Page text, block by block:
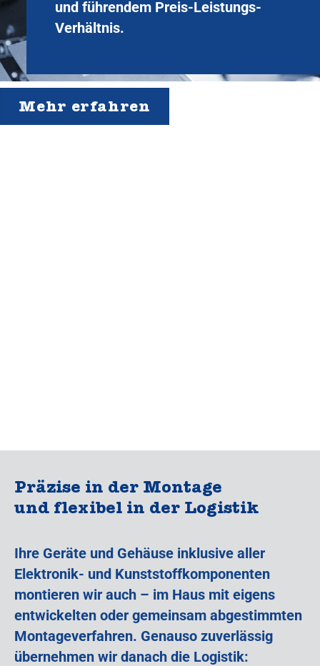
und führendem Preis-Leistungs-
Verhältnis.
Mehr erfahren
Präzise in der Montage
und flexibel in der Logistik
Ihre Geräte und Gehäuse inklusive aller
Elektronik- und Kunststoffkomponenten
montieren wir auch – im Haus mit eigens
entwickelten oder gemeinsam abgestimmten
Montageverfahren. Genauso zuverlässig
übernehmen wir danach die Logistik: